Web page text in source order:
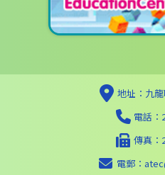
地址：九
電話：
傳真：
電郵：